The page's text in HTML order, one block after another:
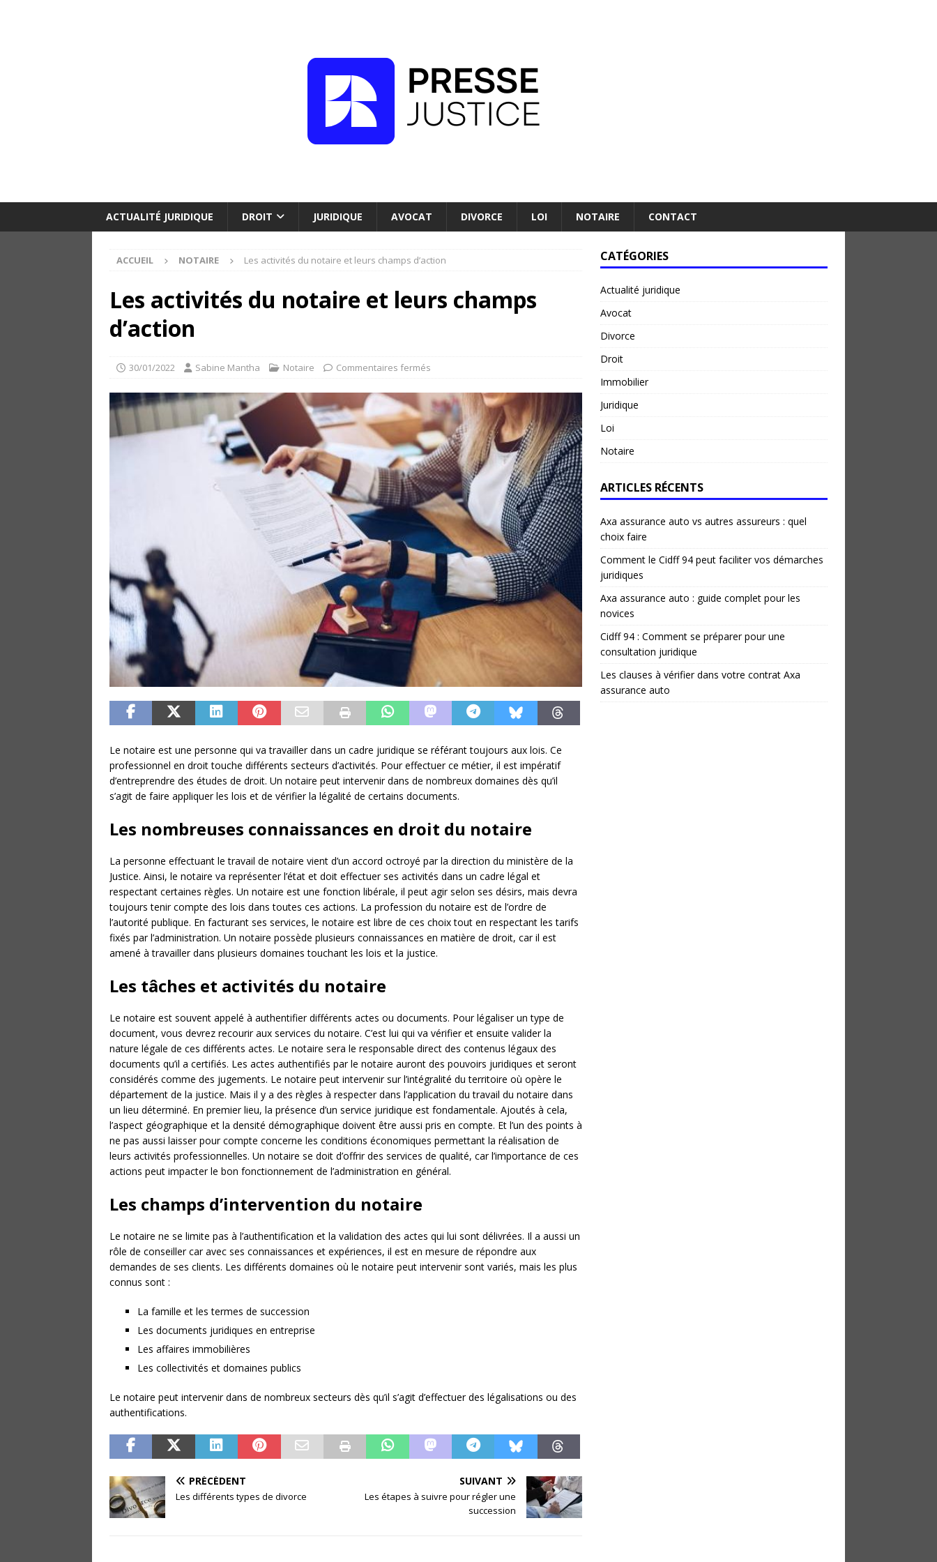
ACTUALITÉ JURIDIQUE DROIT JURIDIQUE AVOCAT DIVORCE LOI NOTAIRE CONTACT
ACCUEIL NOTAIRE Les activités du notaire et leurs champs d’action
Les activités du notaire et leurs champs
d’action
30/01/2022 Sabine Mantha Notaire Commentaires fermés
Le notaire est une personne qui va travailler dans un cadre juridique se référant toujours aux lois. Ce
professionnel en droit touche différents secteurs d’activités. Pour effectuer ce métier, il est impératif
d’entreprendre des études de droit. Un notaire peut intervenir dans de nombreux domaines dès qu’il
s’agit de faire appliquer les lois et de vérifier la légalité de certains documents.
Les nombreuses connaissances en droit du notaire
La personne effectuant le travail de notaire vient d’un accord octroyé par la direction du ministère de la
Justice. Ainsi, le notaire va représenter l’état et doit effectuer ses activités dans un cadre légal et
respectant certaines règles. Un notaire est une fonction libérale, il peut agir selon ses désirs, mais devra
toujours tenir compte des lois dans toutes ces actions. La profession du notaire est de l’ordre de
l’autorité publique. En facturant ses services, le notaire est libre de ces choix tout en respectant les tarifs
fixés par l’administration. Un notaire possède plusieurs connaissances en matière de droit, car il est
amené à travailler dans plusieurs domaines touchant les lois et la justice.
Les tâches et activités du notaire
Le notaire est souvent appelé à authentifier différents actes ou documents. Pour légaliser un type de
document, vous devrez recourir aux services du notaire. C’est lui qui va vérifier et ensuite valider la
nature légale de ces différents actes. Le notaire sera le responsable direct des contenus légaux des
documents qu’il a certifiés. Les actes authentifiés par le notaire auront des pouvoirs juridiques et seront
considérés comme des jugements. Le notaire peut intervenir sur l’intégralité du territoire où opère le
département de la justice. Mais il y a des règles à respecter dans l’application du travail du notaire dans
un lieu déterminé. En premier lieu, la présence d’un service juridique est fondamentale. Ajoutés à cela,
l’aspect géographique et la densité démographique doivent être aussi pris en compte. Et l’un des points à
ne pas aussi laisser pour compte concerne les conditions économiques permettant la réalisation de
leurs activités professionnelles. Un notaire se doit d’offrir des services de qualité, car l’importance de ces
actions peut impacter le bon fonctionnement de l’administration en général.
Les champs d’intervention du notaire
Le notaire ne se limite pas à l’authentification et la validation des actes qui lui sont délivrées. Il a aussi un
rôle de conseiller car avec ses connaissances et expériences, il est en mesure de répondre aux
demandes de ses clients. Les différents domaines où le notaire peut intervenir sont variés, mais les plus
connus sont :
La famille et les termes de succession
Les documents juridiques en entreprise
Les affaires immobilières
Les collectivités et domaines publics
Le notaire peut intervenir dans de nombreux secteurs dès qu’il s’agit d’effectuer des légalisations ou des
authentifications.
PRÉCÉDENT
Les différents types de divorce
SUIVANT
Les étapes à suivre pour régler une
succession
CATÉGORIES
Actualité juridique
Avocat
Divorce
Droit
Immobilier
Juridique
Loi
Notaire
ARTICLES RÉCENTS
Axa assurance auto vs autres assureurs : quel
choix faire
Comment le Cidff 94 peut faciliter vos démarches
juridiques
Axa assurance auto : guide complet pour les
novices
Cidff 94 : Comment se préparer pour une
consultation juridique
Les clauses à vérifier dans votre contrat Axa
assurance auto